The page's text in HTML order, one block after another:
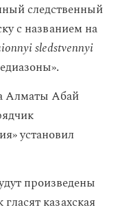
следственный
с названием на
sledstvennyi
Алматы Абай
установил
произведены
казахская